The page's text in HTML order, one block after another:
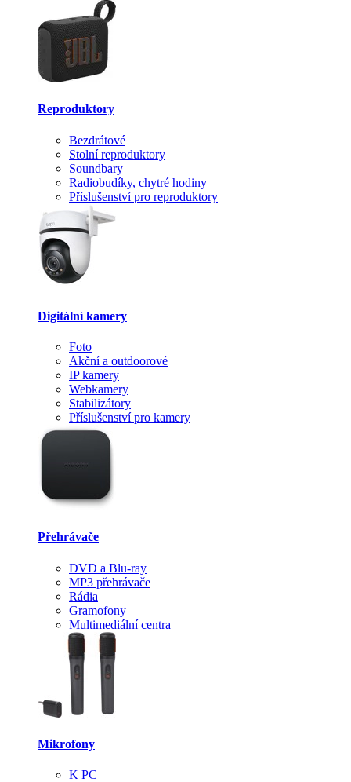
Reproduktory
Bezdrátové
Stolní reproduktory
Soundbary
Radiobudíky, chytré hodiny
Příslušenství pro reproduktory
Digitální kamery
Foto
Akční a outdoorové
IP kamery
Webkamery
Stabilizátory
Příslušenství pro kamery
Přehrávače
DVD a Blu-ray
MP3 přehrávače
Rádia
Gramofony
Multimediální centra
Mikrofony
K PC